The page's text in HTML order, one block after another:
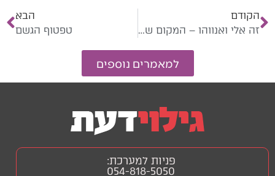
הקודם
זה אלי ואנווהו – המקום של האסתטיקה בחיינו
הבא
טפטוף הגשם
למאמרים נוספים
פניות למערכת:
054-818-5050